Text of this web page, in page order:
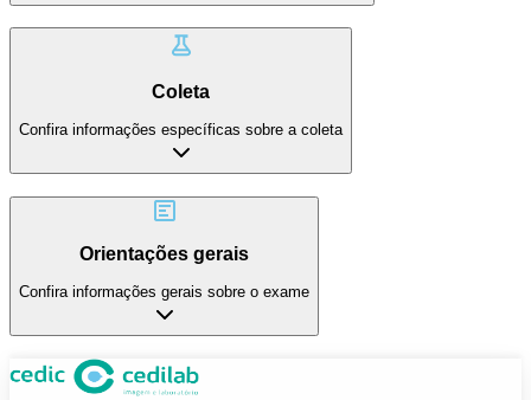
Coleta
Confira informações específicas sobre a coleta
Orientações gerais
Confira informações gerais sobre o exame